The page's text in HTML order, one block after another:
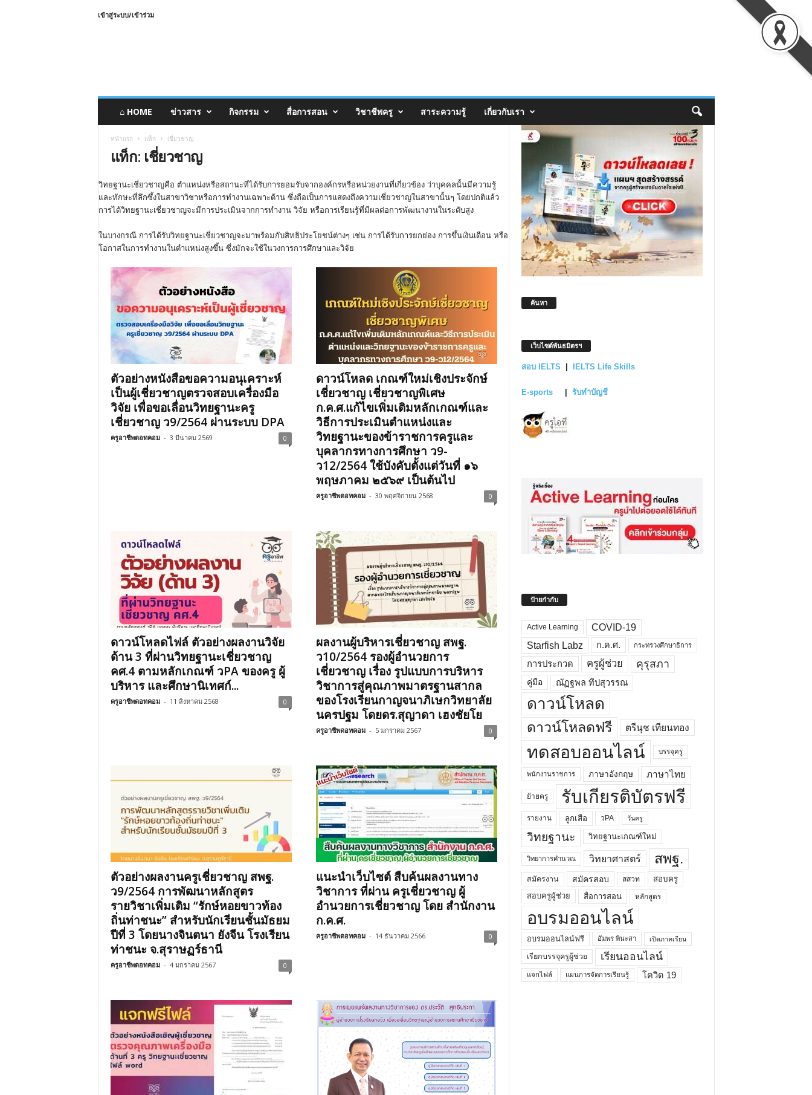
เข้าสู่ระบบ/เข้าร่วม
⌂ HOME ข่าวสาร กิจกรรม สื่อการสอน วิชาชีพครู สาระความรู้ เกี่ยวกับเรา
หน้าแรก แท็ก เชี่ยวชาญ
แท็ก: เชี่ยวชาญ
วิทยฐานะเชี่ยวชาญคือ ตำแหน่งหรือสถานะที่ได้รับการยอมรับจากองค์กรหรือหน่วยงานที่เกี่ยวข้อง ว่าบุคคลนั้นมีความรู้
และทักษะที่ลึกซึ้งในสาขาวิชาหรือการทำงานเฉพาะด้าน ซึ่งถือเป็นการแสดงถึงความเชี่ยวชาญในสาขานั้นๆ โดยปกติแล้ว
การได้วิทยฐานะเชี่ยวชาญจะมีการประเมินจากการทำงาน วิจัย หรือการเรียนรู้ที่มีผลต่อการพัฒนางานในระดับสูง
ในบางกรณี การได้รับวิทยฐานะเชี่ยวชาญจะมาพร้อมกับสิทธิประโยชน์ต่างๆ เช่น การได้รับการยกย่อง การขึ้นเงินเดือน หรือ
โอกาสในการทำงานในตำแหน่งสูงขึ้น ซึ่งมักจะใช้ในวงการการศึกษาและวิจัย
ตัวอย่างหนังสือขอความอนุเคราะห์
เป็นผู้เชี่ยวชาญตรวจสอบเครื่องมือ
วิจัย เพื่อขอเลื่อนวิทยฐานะครู
เชี่ยวชาญ ว9/2564 ผ่านระบบ DPA
ครูอาชีพดอทคอม - 3 มีนาคม 2569 0
ดาวน์โหลด เกณฑ์ใหม่เชิงประจักษ์
เชี่ยวชาญ เชี่ยวชาญพิเศษ
ก.ค.ศ.แก้ไขเพิ่มเติมหลักเกณฑ์และ
วิธีการประเมินตำแหน่งและ
วิทยฐานะของข้าราชการครูและ
บุคลากรทางการศึกษา ว9-
ว12/2564 ใช้บังคับตั้งแต่วันที่ ๑๖
พฤษภาคม ๒๕๖๙ เป็นต้นไป
ครูอาชีพดอทคอม - 30 พฤศจิกายน 2568 0
ดาวน์โหลดไฟล์ ตัวอย่างผลงานวิจัย
ด้าน 3 ที่ผ่านวิทยฐานะเชี่ยวชาญ
คศ.4 ตามหลักเกณฑ์ วPA ของครู ผู้
บริหาร และศึกษานิเทศก์...
ครูอาชีพดอทคอม - 11 สิงหาคม 2568 0
ผลงานผู้บริหารเชี่ยวชาญ สพฐ.
ว10/2564 รองผู้อำนวยการ
เชี่ยวชาญ เรื่อง รูปแบบการบริหาร
วิชาการสู่คุณภาพมาตรฐานสากล
ของโรงเรียนกาญจนาภิเษกวิทยาลัย
นครปฐม โดยดร.สุญาดา เฮงชัยโย
ครูอาชีพดอทคอม - 5 มกราคม 2567 0
ตัวอย่างผลงานครูเชี่ยวชาญ สพฐ.
ว9/2564 การพัฒนาหลักสูตร
รายวิชาเพิ่มเติม “รักษ์หอยขาวท้อง
ถิ่นท่าชนะ” สำหรับนักเรียนชั้นมัธยม
ปีที่ 3 โดยนางจินตนา ยังจีน โรงเรียน
ท่าชนะ จ.สุราษฏร์ธานี
ครูอาชีพดอทคอม - 4 มกราคม 2567 0
แนะนำเว็บไซต์ สืบค้นผลงานทาง
วิชาการ ที่ผ่าน ครูเชี่ยวชาญ ผู้
อำนวยการเชี่ยวชาญ โดย สำนักงาน
ก.ค.ศ.
ครูอาชีพดอทคอม - 14 ธันวาคม 2566 0
ค้นหา
เว็บไซต์พันธมิตรฯ
สอบ IELTS IELTS Life Skills
E-sports รับทำบัญชี
ป้ายกำกับ
Active Learning
COVID-19
Starfish Labz
ก.ค.ศ. กระทรวงศึกษาธิการ
การประกวด ครูผู้ช่วย คุรุสภา
คู่มือ ณัฏฐพล ทีปสุวรรณ
ดาวน์โหลด
ดาวน์โหลดฟรี ตรีนุช เทียนทอง
ทดสอบออนไลน์ บรรจุครู
พนักงานราชการ ภาษาอังกฤษ ภาษาไทย
ย้ายครู รับเกียรติบัตรฟรี
รายงาน ลูกเสือ วPA วันครู
วิทยฐานะ วิทยฐานะเกณฑ์ใหม่
วิทยาการคำนวณ วิทยาศาสตร์ สพฐ.
สมัครงาน สมัครสอบ สสวท
สอบครู
สอบครูผู้ช่วย
สื่อการสอน หลักสูตร
อบรมออนไลน์
อบรมออนไลน์ฟรี อัมพร พินะสา เปิดภาคเรียน
เรียกบรรจุครูผู้ช่วย เรียนออนไลน์
แจกไฟล์ แผนการจัดการเรียนรู้ โควิด 19